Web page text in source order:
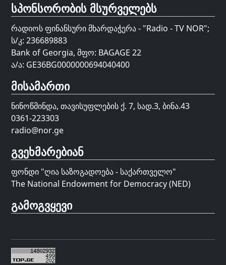
სპონსორობის მსურველებს
რადიოს ფინანსური მხარდაჭერა - "Radio - TV NOR";
ს/კ: 236689883
Bank of Georgia, მფო: BAGAGE 22
ა/ა: GE36BG0000000694040400
მისამართი
ნინოწმინდა, თავისუფლების ქ. 7, სად.3, ბინა.43
0361-223303
radio@nor.ge
გვეხმარებიან
ფონდი "ღია საზოგადოება - საქართველო"
The National Endowment for Democracy (NED)
გამოგვყევი